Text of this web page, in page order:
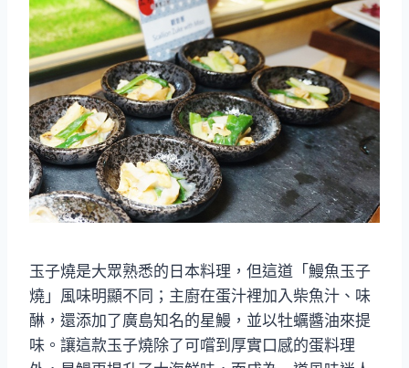
玉子燒是大眾熟悉的日本料理，但這道「鰻魚玉子
燒」風味明顯不同；主廚在蛋汁裡加入柴魚汁、味
醂，還添加了廣島知名的星鰻，並以牡蠣醬油來提
味。讓這款玉子燒除了可嚐到厚實口感的蛋料理